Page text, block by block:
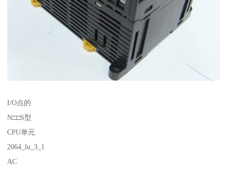
I/O点的
N□□S型
CPU单元
2064_lu_3_1
AC